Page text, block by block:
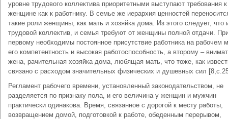
уровне трудового коллектива приоритетными выступают требования к
женщине как к работнику. В семье же иерархия ценностей
такие роли женщины, как мать и хозяйка дома. Из этого следует, что
трудовой коллектив, и семья требуют от женщины полной отдачи.
первому необходимы постоянное присутствие работника на рабочем
его компетентность и высокая работоспособность, а второму –
жена, рачительная хозяйка дома, любящая мать, что тоже, как
связано с расходом значительных физических и душевных сил
Регламент рабочего времени, установленный законодательством, не
разделяется по признаку пола, и его величина у женщин и мужчин
практически одинакова. Время, связанное с дорогой к месту работы,
возвращением домой, подготовкой к работе, обеденным перерывом,